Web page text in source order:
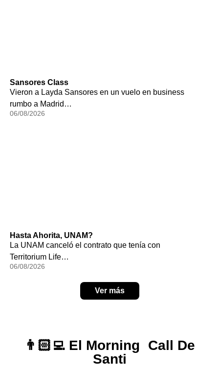
Sansores Class
Vieron a Layda Sansores en un vuelo en business
rumbo a Madrid…
06/08/2026
Hasta Ahorita, UNAM?
La UNAM canceló el contrato que tenía con
Territorium Life…
06/08/2026
Ver más
👨🏻‍💻 El Morning Call De
Santi